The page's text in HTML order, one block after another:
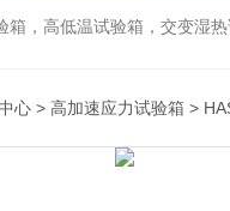
，高低温试验箱，交变湿热试验
心 > 高加速应力试验箱 >